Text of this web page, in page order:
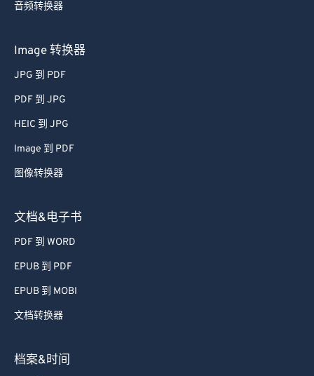
音频转换器
Image 转换器
JPG 到 PDF
PDF 到 JPG
HEIC 到 JPG
Image 到 PDF
图像转换器
文档&电子书
PDF 到 WORD
EPUB 到 PDF
EPUB 到 MOBI
文档转换器
档案&时间